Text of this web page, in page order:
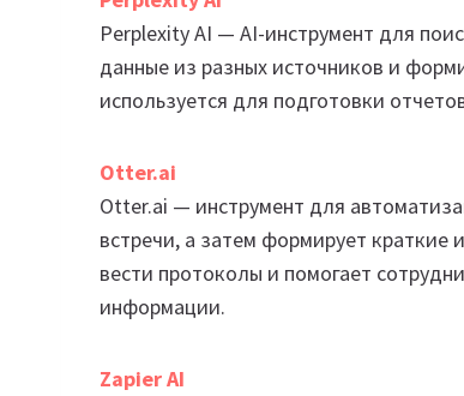
Perplexity AI — AI-инструмент для
данные из разных источников и
используется для подготовки
Otter.ai
Otter.ai — инструмент для
встречи, а затем формирует краткие
вести протоколы и помогает
информации.
Zapier AI